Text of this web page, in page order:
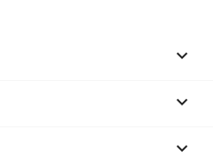


keyboard_arrow_down